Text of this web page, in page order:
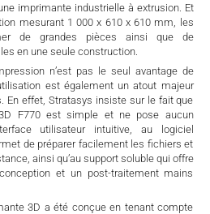
imprimante industrielle à extrusion. Et
mesurant 1 000 x 610 x 610 mm, les
de grandes pièces ainsi que de
en une seule construction.
n’est pas le seul avantage de
est également un atout majeur
En effet, Stratasys insiste sur le fait que
3D F770 est simple et ne pose aucun
utilisateur intuitive, au logiciel
de préparer facilement les fichiers et
ainsi qu’au support soluble qui offre
et un post-traitement mains
3D a été conçue en tenant compte